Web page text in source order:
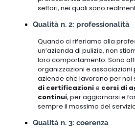
settori, nei quali sono
Qualità n. 2: professionalità
Quando ci riferiamo alla
un’azienda di pulizie, non
loro comportamento. Sono
organizzazioni e associazioni
aziende che lavorano per noi
di certificazionie corsi di
continui, per aggiornarsi e
sempre il massimo del
Qualità n. 3: coerenza